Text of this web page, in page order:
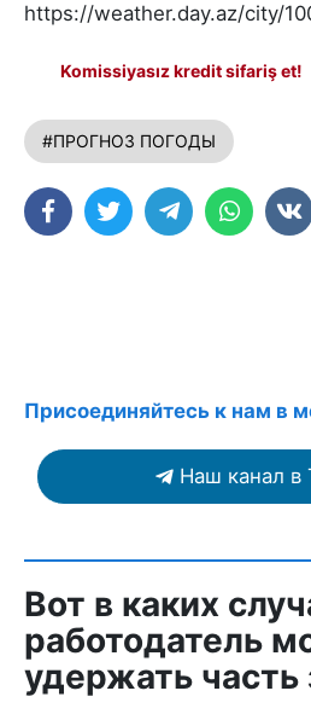
https://weather.day.az/city/
Komissiyasız kredit sifariş et!
#ПРОГНОЗ ПОГОДЫ
Присоединяйтесь к нам в
Наш канал в
Вот в каких
работодатель
удержать часть